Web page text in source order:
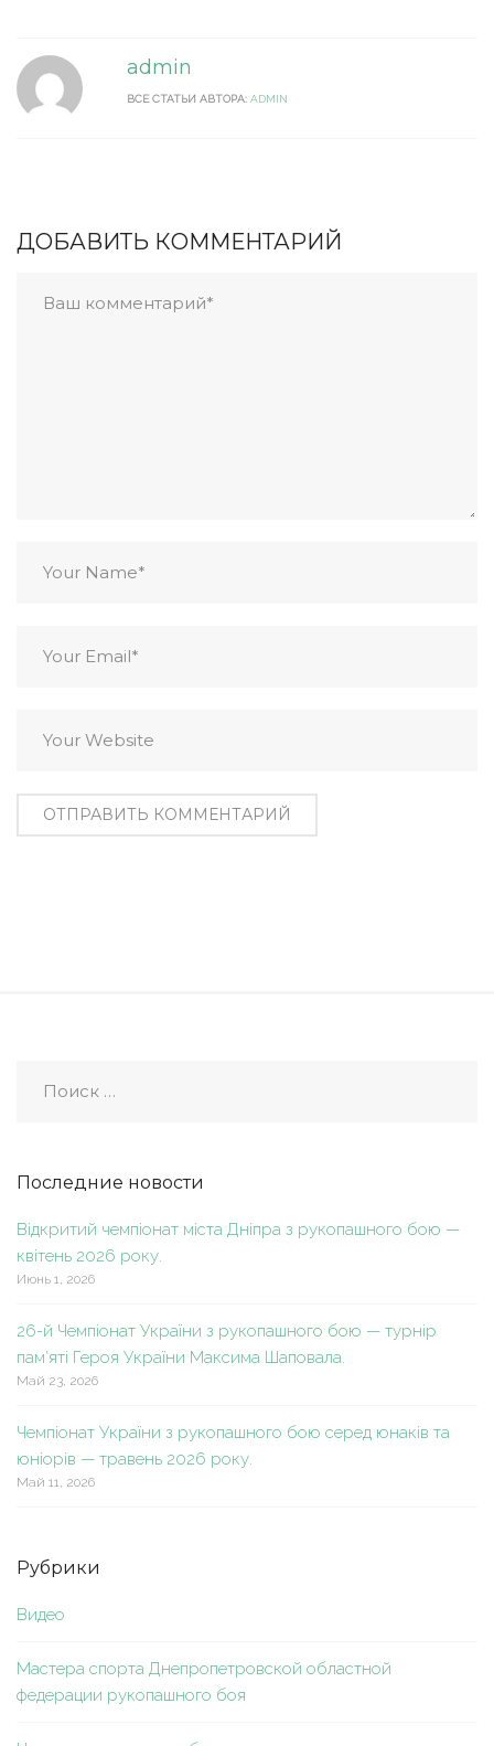
admin
ВСЕ СТАТЬИ АВТОРА: ADMIN
ДОБАВИТЬ КОММЕНТАРИЙ
Последние новости
Відкритий чемпіонат міста Дніпра з рукопашного бою —
квітень 2026 року.
Июнь 1, 2026
26-й Чемпіонат України з рукопашного бою — турнір
пам’яті Героя України Максима Шаповала.
Май 23, 2026
Чемпіонат України з рукопашного бою серед юнаків та
юніорів — травень 2026 року.
Май 11, 2026
Рубрики
Видео
Мастера спорта Днепропетровской областной
федерации рукопашного боя